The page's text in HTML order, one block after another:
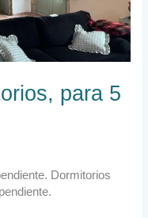
para 5
Dormitorios